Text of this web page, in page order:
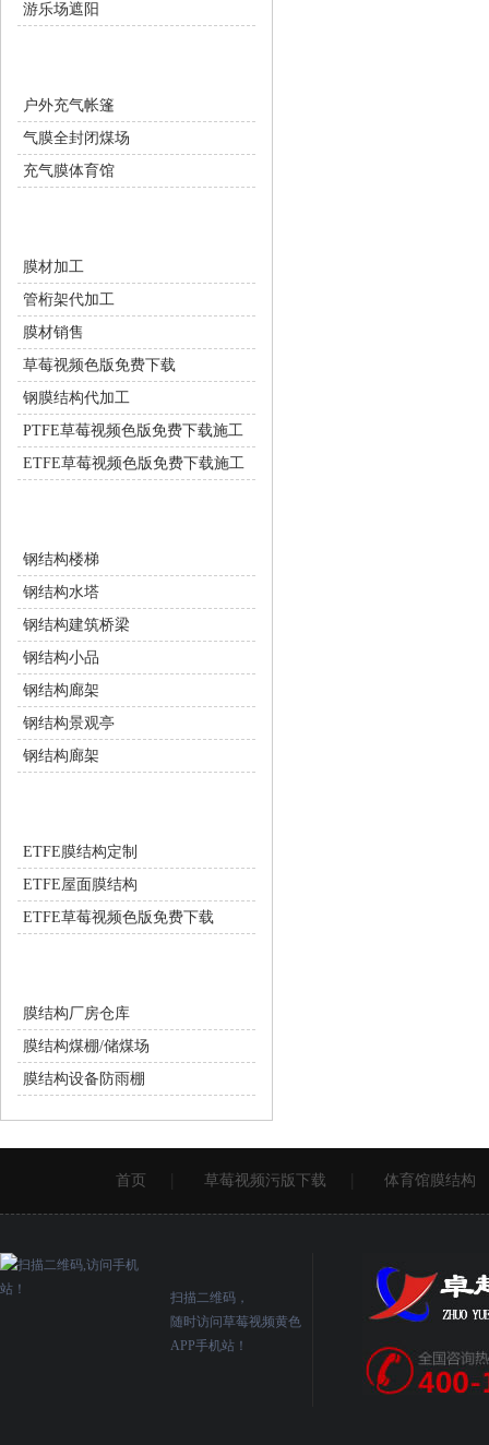
游乐场遮阳
户外充气帐篷
气膜全封闭煤场
充气膜体育馆
膜材加工
管桁架代加工
膜材销售
草莓视频色版免费下载
钢膜结构代加工
PTFE草莓视频色版免费下载施工
ETFE草莓视频色版免费下载施工
钢结构楼梯
钢结构水塔
钢结构建筑桥梁
钢结构小品
钢结构廊架
钢结构景观亭
钢结构廊架
ETFE膜结构定制
ETFE屋面膜结构
ETFE草莓视频色版免费下载
膜结构厂房仓库
膜结构煤棚/储煤场
膜结构设备防雨棚
首页 草莓视频污版下载 体育馆膜结构
扫描二维码，
随时访问草莓视频黄色
APP手机站！